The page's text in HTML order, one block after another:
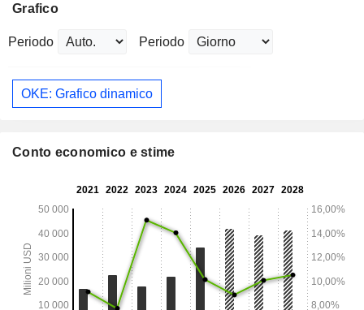
Grafico
Periodo Periodo
OKE: Grafico dinamico
Conto economico e stime